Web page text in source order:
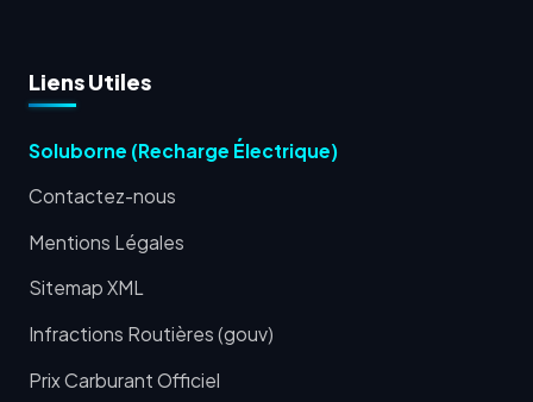
Liens Utiles
Soluborne (Recharge Électrique)
Contactez-nous
Mentions Légales
Sitemap XML
Infractions Routières (gouv)
Prix Carburant Officiel